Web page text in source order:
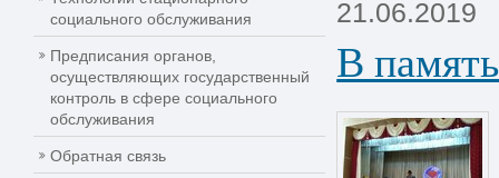
социального обслуживания
Предписания органов,
осуществляющих государственный
контроль в сфере социального
обслуживания
Обратная связь
21.06.2019
В